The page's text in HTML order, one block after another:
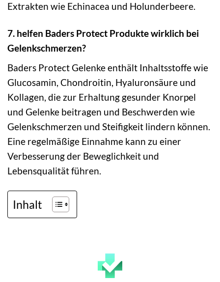
Extrakten wie Echinacea und Holunderbeere.
7. helfen Baders Protect Produkte wirklich bei
Gelenkschmerzen?
Baders Protect Gelenke enthält Inhaltsstoffe wie
Glucosamin, Chondroitin, Hyaluronsäure und
Kollagen, die zur Erhaltung gesunder Knorpel
und Gelenke beitragen und Beschwerden wie
Gelenkschmerzen und Steifigkeit lindern können.
Eine regelmäßige Einnahme kann zu einer
Verbesserung der Beweglichkeit und
Lebensqualität führen.
Inhalt